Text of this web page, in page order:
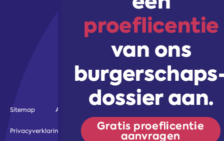
Volg ons!
Sitemap Algemene voorwaarden
Privacyverklaring